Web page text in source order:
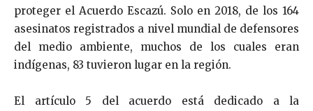
proteger el Acuerdo Escazú. Solo en 2018, de los 164
asesinatos registrados a nivel mundial de defensores
del medio ambiente, muchos de los cuales eran
indígenas, 83 tuvieron lugar en la región.
El artículo 5 del acuerdo está dedicado a la